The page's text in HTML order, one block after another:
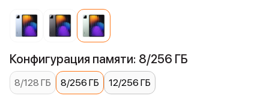
Конфигурация памяти: 8/256 ГБ
8/128 ГБ 8/256 ГБ 12/256 ГБ